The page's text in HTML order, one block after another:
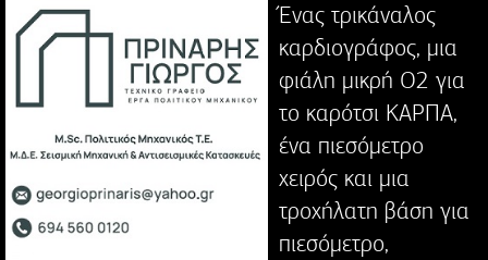
Ένας τρικάναλος
καρδιογράφος, μια
φιάλη μικρή Ο2 για
το καρότσι ΚΑΡΠΑ,
ένα πιεσόμετρο
χειρός και μια
τροχήλατη βάση για
πιεσόμετρο,